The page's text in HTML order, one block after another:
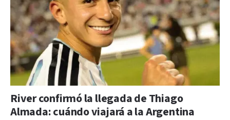
River confirmó la llegada de Thiago
Almada: cuándo viajará a la Argentina